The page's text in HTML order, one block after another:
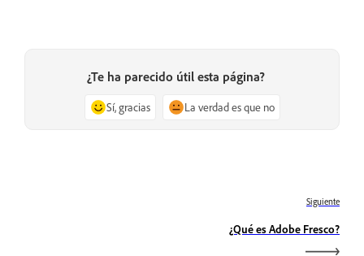
¿Te ha parecido útil esta página?
Sí, gracias La verdad es que no
Siguiente
¿Qué es Adobe Fresco?